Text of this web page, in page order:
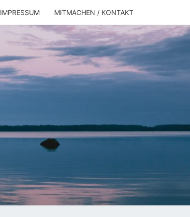
IMPRESSUM MITMACHEN / KONTAKT